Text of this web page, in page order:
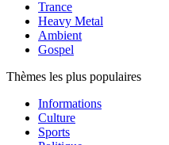
Trance
Heavy Metal
Ambient
Gospel
Thèmes les plus populaires
Informations
Culture
Sports